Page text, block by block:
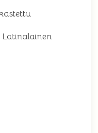
Latinalainen